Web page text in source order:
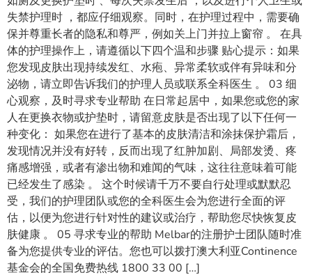
失禁护理时 ，都应仔细观察。同时，在护理过程中，需要确
保并尊重长者的隐私和尊严，例如关上门并拉上窗帘 。 在具
体的护理操作上，请遵循以下四个温和步骤 贴心提示：如果
您发现皮肤出现持续发红、水疱、异常柔软或伴有异味和分
泌物，请立即告诉我们的护理人员或联系全科医生 。 03 细
心观察，及时寻求专业帮助 在日常起居中，如果您或您的家
人在更换衣物或护垫时，请留意皮肤是否出现了以下任何一
种变化： 如果您在进行了基本的皮肤清洁和涂抹保护霜后，
发现情况并没有好转，反而出现了红肿加剧、局部发烫、疼
痛感增强，或者有渗出物和难闻的气味，这往往意味着可能
已经发生了感染 。 这个时候请千万不要自行处理或默默忍
受，我们的护理团队或您的全科医生会为您进行全面的评
估，以便为您进行针对性的建议或治疗，帮助您尽快恢复皮
肤健康 。 05 寻求专业的帮助 Melbar的注册护士团队随时准
备为您提供专业的评估。您也可以拨打澳大利亚Continence
基金会的全国免费热线 1800 33 00 […]